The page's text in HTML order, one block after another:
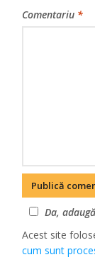
Comentariu *
Da,
Acest site
cum sunt